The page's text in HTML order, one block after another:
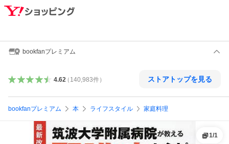
bookfanプレミアム
4.62（ 140,983件） ストアトップを見る
bookfanプレミアム 本 ライフスタイル 家庭料理
1/1